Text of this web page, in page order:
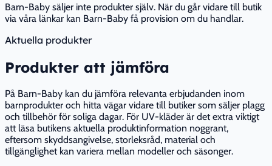
Barn-Baby säljer inte produkter själv. När du går vidare till butik
via våra länkar kan Barn-Baby få provision om du handlar.
Aktuella produkter
Produkter att jämföra
På Barn-Baby kan du jämföra relevanta erbjudanden inom
barnprodukter och hitta vägar vidare till butiker som säljer plagg
och tillbehör för soliga dagar. För UV-kläder är det extra viktigt
att läsa butikens aktuella produktinformation noggrant,
eftersom skyddsangivelse, storleksråd, material och
tillgänglighet kan variera mellan modeller och säsonger.